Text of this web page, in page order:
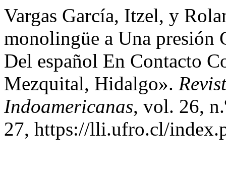
Vargas García, Itzel, y
monolingüe a Una presión
Del español En Contacto
Mezquital, Hidalgo».
Indoamericanas, vol. 26,
27, https://lli.ufro.cl/